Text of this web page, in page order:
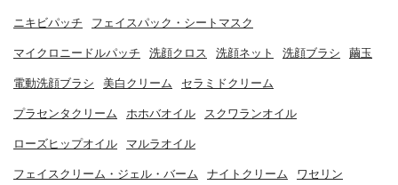
ニキビパッチ フェイスパック・シートマスク
マイクロニードルパッチ 洗顔クロス 洗顔ネット 洗顔ブラシ 繭玉
電動洗顔ブラシ 美白クリーム セラミドクリーム
プラセンタクリーム ホホバオイル スクワランオイル
ローズヒップオイル マルラオイル
フェイスクリーム・ジェル・バーム ナイトクリーム ワセリン